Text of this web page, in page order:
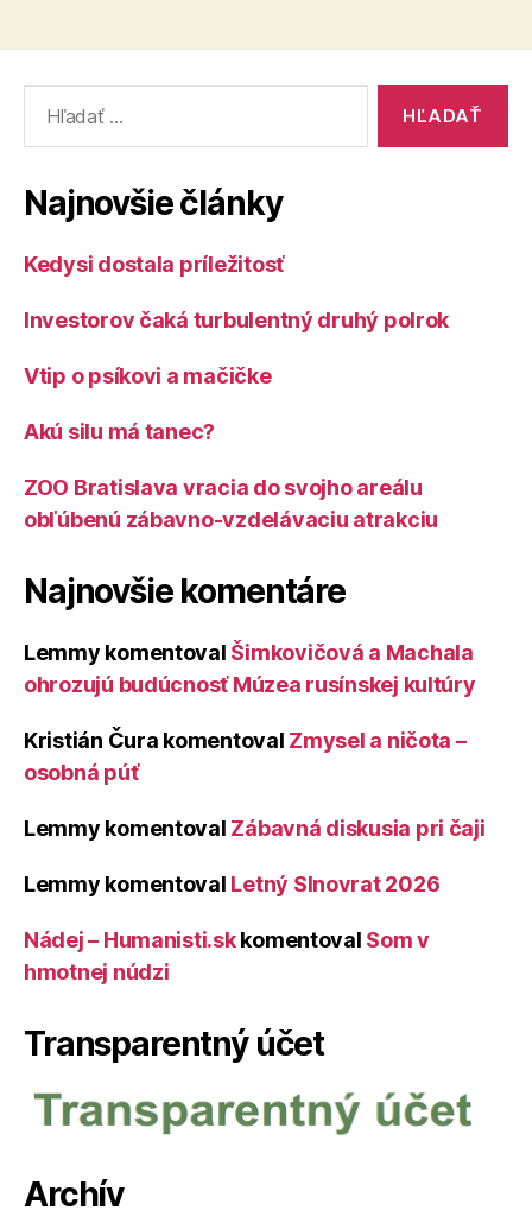
Najnovšie články
Kedysi dostala príležitosť
Investorov čaká turbulentný druhý polrok
Vtip o psíkovi a mačičke
Akú silu má tanec?
ZOO Bratislava vracia do svojho areálu
obľúbenú zábavno-vzdelávaciu atrakciu
Najnovšie komentáre
Lemmy komentoval Šimkovičová a Machala
ohrozujú budúcnosť Múzea rusínskej kultúry
Kristián Čura komentoval Zmysel a ničota –
osobná púť
Lemmy komentoval Zábavná diskusia pri čaji
Lemmy komentoval Letný Slnovrat 2026
Nádej – Humanisti.skkomentoval Som v
hmotnej núdzi
Transparentný účet
Archív